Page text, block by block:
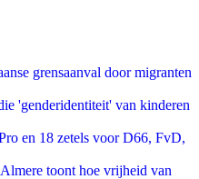
grensaanval door migranten
'genderidentiteit' van kinderen
en 18 zetels voor D66, FvD,
toont hoe vrijheid van